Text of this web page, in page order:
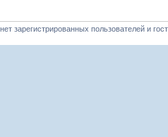
зарегистрированных пользователей и